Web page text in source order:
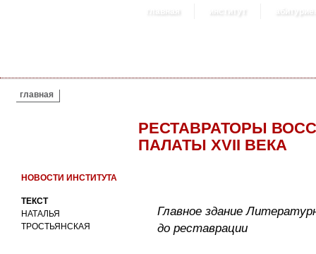
главная институт
ВЫ ЗДЕСЬ
главная
РЕСТАВРАТОРЫ
ПАЛАТЫ XVII ВЕКА
НОВОСТИ ИНСТИТУТА
ТЕКСТ
НАТАЛЬЯ
ТРОСТЬЯНСКАЯ
Главное здание
до реставрации